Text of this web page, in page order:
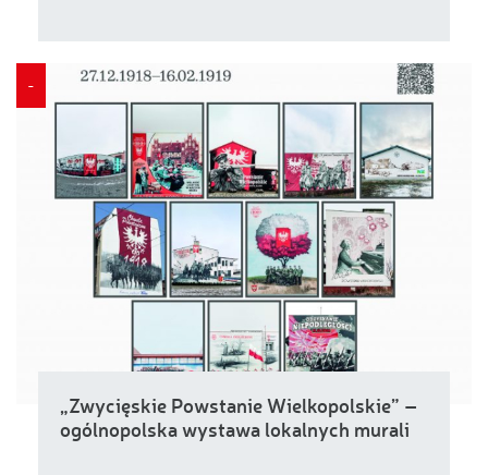
-
„Zwycięskie Powstanie Wielkopolskie” –
ogólnopolska wystawa lokalnych murali